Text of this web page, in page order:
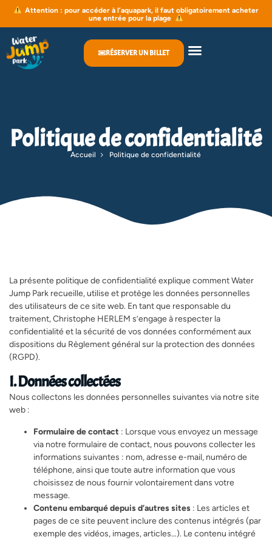
Attention : pour accéder à l’aquapark, il faut obligatoirement acheter
une entrée pour la plage
RÉSERVER UN BILLET
Politique de confidentialité
Accueil Politique de confidentialité
La présente politique de confidentialité explique comment Water
Jump Park recueille, utilise et protège les données personnelles
des utilisateurs de ce site web. En tant que responsable du
traitement, Christophe HERLEM s’engage à respecter la
confidentialité et la sécurité de vos données conformément aux
dispositions du Règlement général sur la protection des données
(RGPD).
I. Données collectées
Nous collectons les données personnelles suivantes via notre site
web :
Formulaire de contact : Lorsque vous envoyez un message
via notre formulaire de contact, nous pouvons collecter les
informations suivantes : nom, adresse e-mail, numéro de
téléphone, ainsi que toute autre information que vous
choisissez de nous fournir volontairement dans votre
message.
Contenu embarqué depuis d’autres sites : Les articles et
pages de ce site peuvent inclure des contenus intégrés (par
exemple des vidéos, images, articles…). Le contenu intégré